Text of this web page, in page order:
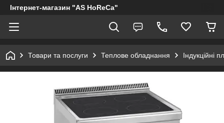
Інтернет-магазин "AS HoReCa"
Товари та послуги Теплове обладнання Індукційні